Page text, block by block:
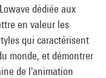
dédiée aux
en valeur les
qui caractérisent
monde, et démontrer
de l'animation